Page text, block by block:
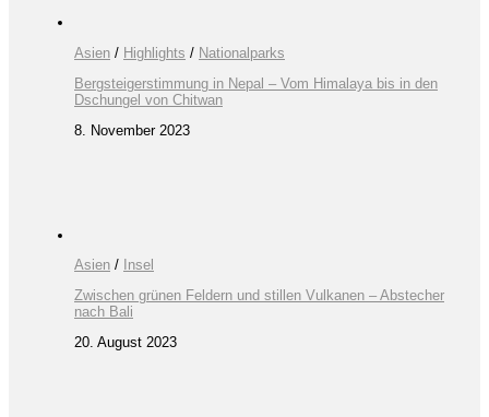
Asien / Highlights / Nationalparks
Bergsteigerstimmung in Nepal – Vom Himalaya bis in den
Dschungel von Chitwan
8. November 2023
Asien / Insel
Zwischen grünen Feldern und stillen Vulkanen – Abstecher
nach Bali
20. August 2023